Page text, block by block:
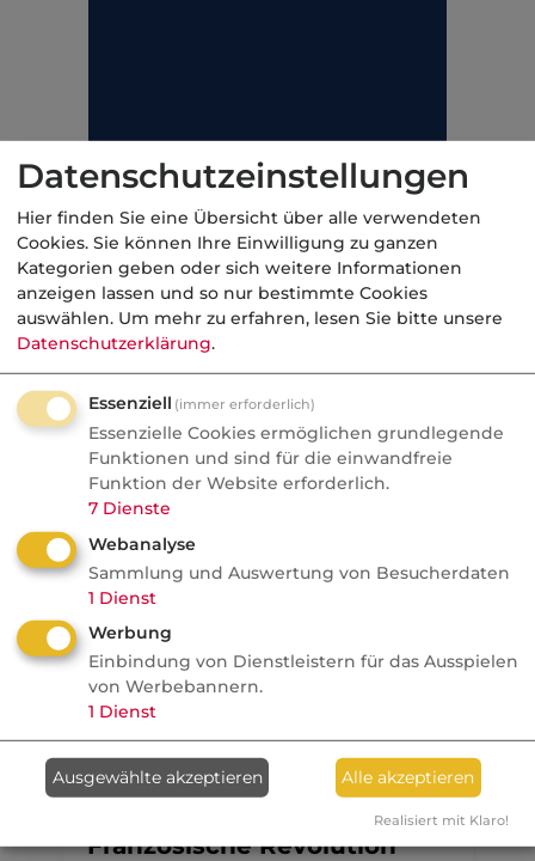
D in einem Hotel mangelhaft installierte
in erheblichem Umfang aus. Es kommt zu
dessen Folge Teile des Hotels nicht genutzt
Haftpflicht
FONDS professionell
Studie: Ungleiche
Besteuerung begünstigte
Französische Revolution
Datenschutzeinstellungen
Hier finden Sie eine Übersicht über alle verwendeten
Cookies. Sie können Ihre Einwilligung zu ganzen
Kategorien geben oder sich weitere Informationen
anzeigen lassen und so nur bestimmte Cookies
auswählen. Um mehr zu erfahren, lesen Sie bitte unsere
Datenschutzerklärung.
Essenziell (immer erforderlich)
Essenzielle Cookies ermöglichen grundlegende
Funktionen und sind für die einwandfreie
Funktion der Website erforderlich.
7 Dienste
Webanalyse
Sammlung und Auswertung von Besucherdaten
1 Dienst
Werbung
Einbindung von Dienstleistern für das Ausspielen
von Werbebannern.
1 Dienst
Ausgewählte akzeptieren Alle akzeptieren
Realisiert mit Klaro!